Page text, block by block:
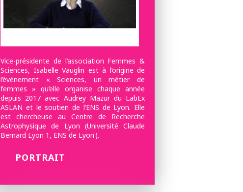
Vice-présidente de l’association Femmes &
Sciences, Isabelle Vauglin est à l’origine de
l’événement « Sciences, un métier de
femmes » qu’elle organise chaque année
depuis 2017 avec Audrey Mazur du LabEx
ASLAN et le soutien de l’ENS de Lyon. Elle
est chercheuse au Centre de Recherche
Astrophysique de Lyon (Université Claude
Bernard Lyon 1, ENS de Lyon ).
PORTRAIT